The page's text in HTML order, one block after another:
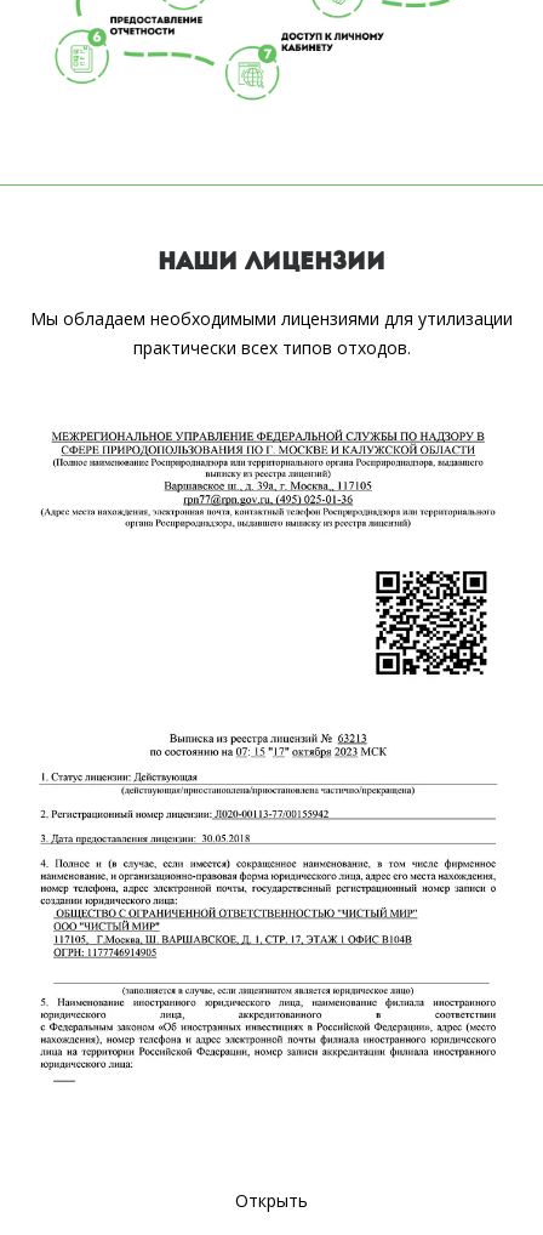
НАШИ ЛИЦЕНЗИИ
Мы обладаем необходимыми лицензиями для утилизации
практически всех типов отходов.
Открыть